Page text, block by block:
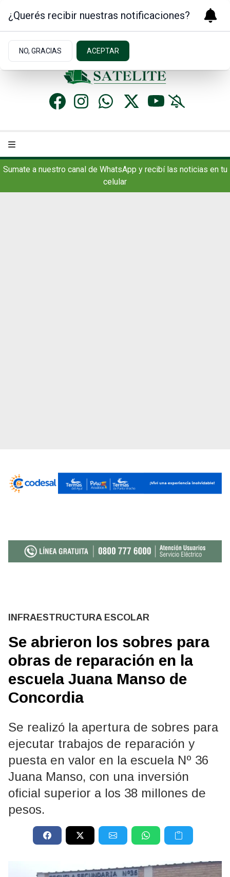
9.9ºc | Concordia, AR
Sumate a nuestro canal de WhatsApp y recibí las noticias en tu
celular
INFRAESTRUCTURA ESCOLAR
Se abrieron los sobres para
obras de reparación en la
escuela Juana Manso de
Concordia
Se realizó la apertura de sobres para
ejecutar trabajos de reparación y
puesta en valor en la escuela Nº 36
Juana Manso, con una inversión
oficial superior a los 38 millones de
pesos.
¿Querés recibir nuestras notificaciones?
NO, GRACIAS ACEPTAR